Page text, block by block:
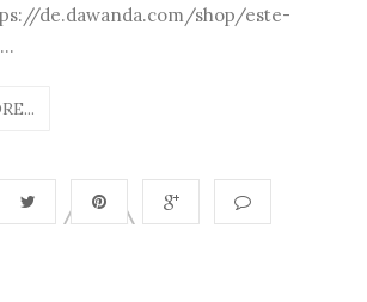
de.dawanda.com/shop/este-